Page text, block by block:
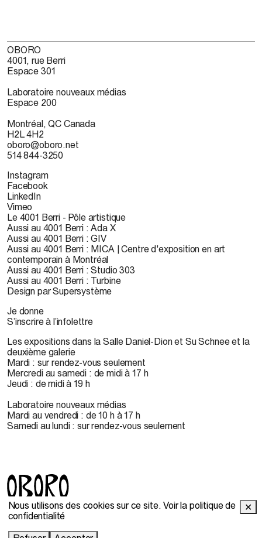
OBORO
4001, rue Berri
Espace 301
Laboratoire nouveaux médias
Espace 200
Montréal, QC Canada
H2L 4H2
oboro@oboro.net
514 844-3250
Instagram
Facebook
LinkedIn
Vimeo
Le 4001 Berri - Pôle artistique
Aussi au 4001 Berri : Ada X
Aussi au 4001 Berri : GIV
Aussi au 4001 Berri : MICA | Centre d'exposition en art
contemporain à Montréal
Aussi au 4001 Berri : Studio 303
Aussi au 4001 Berri : Turbine
Design par Supersystème
Je donne
S’inscrire à l’infolettre
Les expositions dans la Salle Daniel-Dion et Su Schnee et la
deuxième galerie
Mardi : sur rendez-vous seulement
Mercredi au samedi : de midi à 17 h
Jeudi : de midi à 19 h
Laboratoire nouveaux médias
Mardi au vendredi : de 10 h à 17 h
Samedi au lundi : sur rendez-vous seulement
© 2022 OBORO. Il est interdit de reproduire, télécharger,
Nous utilisons des cookies sur ce site. Voir la politique de
confidentialité
✕